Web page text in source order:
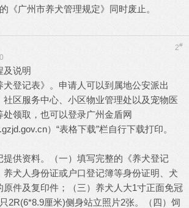
《广州市养犬管理规定》同时废止。
2#
及说明
犬登记表》。申请人可以到属地公安派出
社区服务中心、小区物业管理处以及宠物医
处领取，也可以登录广州金盾网
）“表格下载”栏自行下载打印。
提供资料。（一）填写完整的《养犬登记
养犬人身份证或户口登记簿等身份证明、犬
原件及复印件；（三）养犬人大1寸正面免冠
2R(6*8.9厘米)侧身站立照片2张。（四）饲